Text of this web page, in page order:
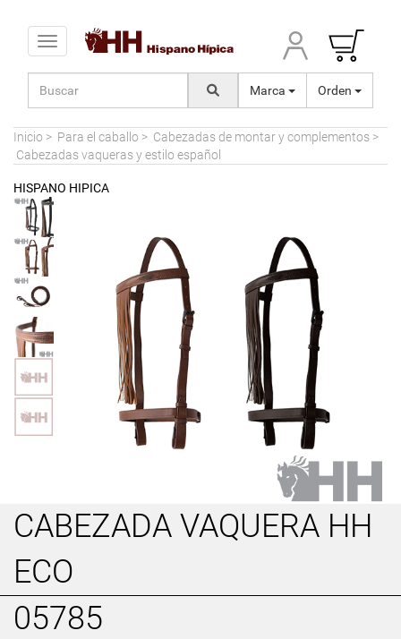
Toggle navigation
Marca Orden
Inicio > Para el caballo > Cabezadas de montar y complementos >
Cabezadas vaqueras y estilo español
HISPANO HIPICA
CABEZADA VAQUERA HH
ECO
05785